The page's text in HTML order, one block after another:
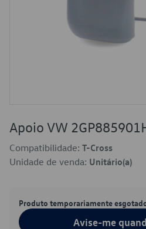
Apoio VW
Compatibilidade: T-Cross
Unidade de venda: Unitário(a)
Produto temporariamente
Avise-me